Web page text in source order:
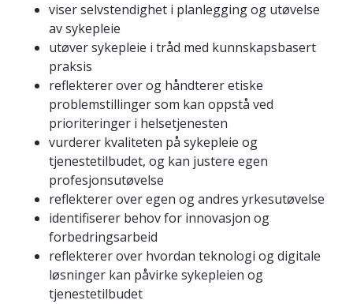
viser selvstendighet i planlegging og utøvelse
av sykepleie
utøver sykepleie i tråd med kunnskapsbasert
praksis
reflekterer over og håndterer etiske
problemstillinger som kan oppstå ved
prioriteringer i helsetjenesten
vurderer kvaliteten på sykepleie og
tjenestetilbudet, og kan justere egen
profesjonsutøvelse
reflekterer over egen og andres yrkesutøvelse
identifiserer behov for innovasjon og
forbedringsarbeid
reflekterer over hvordan teknologi og digitale
løsninger kan påvirke sykepleien og
tjenestetilbudet